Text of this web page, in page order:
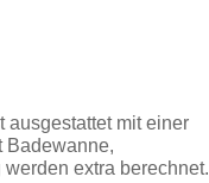
ausgestattet mit einer
Badewanne,
extra berechnet.